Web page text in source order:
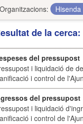
Organitzacions:
Hisenda
de la
del pressupost
i liquidació de
i control de
del pressupost
i liquidació
i control de